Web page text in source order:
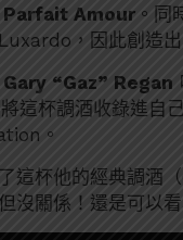
Parfait Amour 。同
，因此創造
Gary “Gaz” Regan
這杯調酒收錄進自
。
這杯他的經典調酒
沒關係！還是可以